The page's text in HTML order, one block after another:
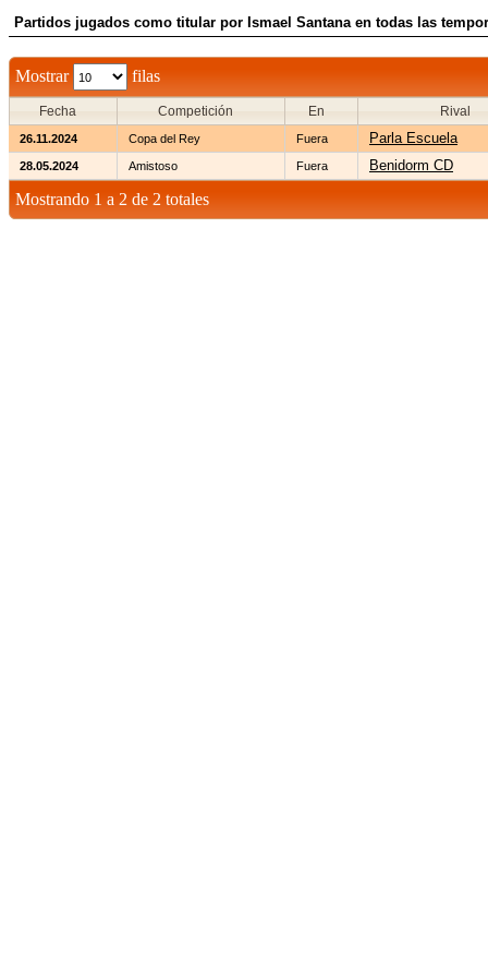
Partidos jugados como titular por Ismael Santana en todas las
Mostrar filas
Fecha Competición En Rival
26.11.2024 Copa del Rey Fuera Parla Escuela
28.05.2024 Amistoso Fuera Benidorm CD
Mostrando 1 a 2 de 2 totales